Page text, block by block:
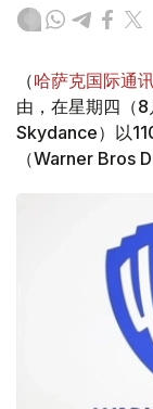
（哈萨克国际通
由，在星期四（
Skydance）以
（Warner Bros